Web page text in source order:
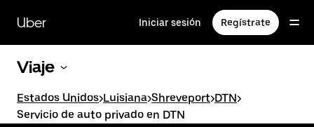
contenido
principal
Uber Iniciar sesión Regístrate
Viaje
Estados Unidos>Luisiana>Shreveport>DTN>
Servicio de auto privado en DTN